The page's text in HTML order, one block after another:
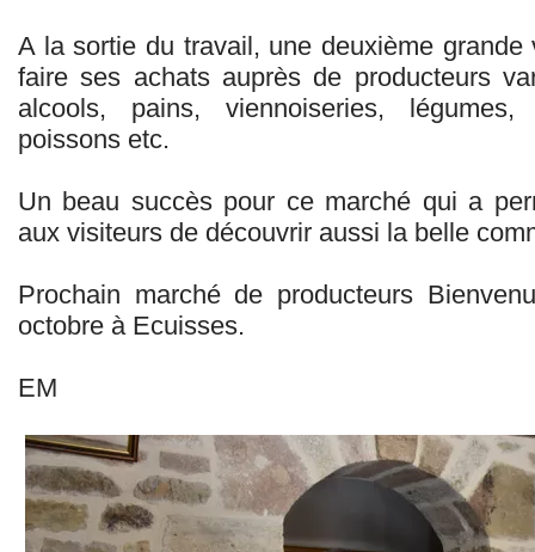
A la sortie du travail, une deuxième
faire ses achats auprès de producteurs
alcools, pains, viennoiseries,
poissons etc.
Un beau succès pour ce marché qui a
aux visiteurs de découvrir aussi la belle
Prochain marché de producteurs
octobre à Ecuisses.
EM